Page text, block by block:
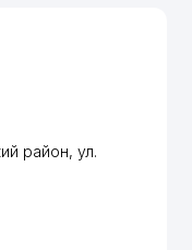
район, ул.